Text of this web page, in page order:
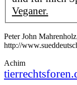
Veganer.
Peter John
http://
Achim